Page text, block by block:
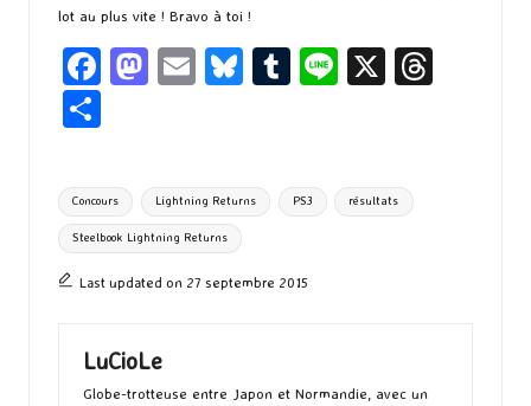
lot au plus vite ! Bravo à toi !
Fa
o
o
k
M
d
o
n
E
l
Bl
ky
T
bl
r
Li X
ta
g
er
Tags:
Concours Lightning Returns PS3 résultats
Steelbook Lightning Returns
Last updated on 27 septembre 2015
LuCioLe
Globe-trotteuse entre Japon et Normandie, avec un